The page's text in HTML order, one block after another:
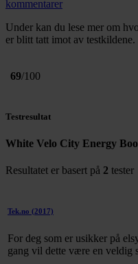
kommentarer
Under kan du lese mer om
er blitt tatt imot av testkildene.
69/100
Testresultat
White Velo City Energy
Resultatet er basert på 2 tester
Tek.no (2017)
For deg som er usikker på
gang vil dette være en veldig